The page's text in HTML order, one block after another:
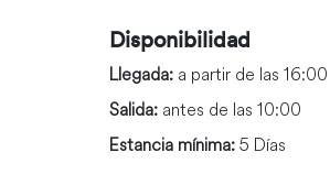
Disponibilidad
Llegada: a partir de las 16:00
Salida: antes de las 10:00
Estancia mínima: 5 Días